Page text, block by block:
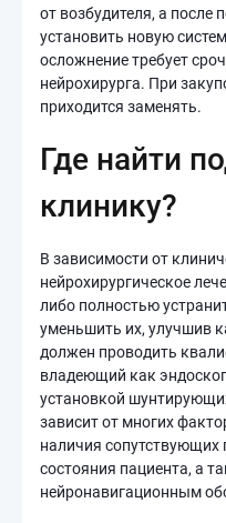
от возбудителя, а после
установить новую
осложнение требует
нейрохирурга. При
приходится заменять.
Где найти
клинику?
В зависимости от
нейрохирургическое
либо полностью
уменьшить их, улучшив
должен проводить
владеющий как
установкой
зависит от многих
наличия сопутствующих
состояния пациента, а
нейронавигационным